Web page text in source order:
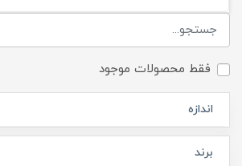
فقط محصولات موجود
اندازه
برند